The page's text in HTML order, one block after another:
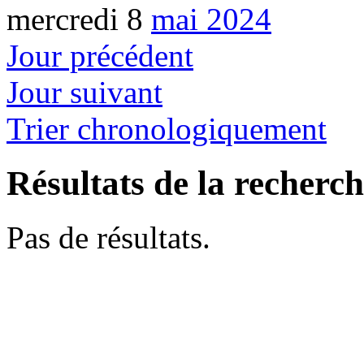
mercredi 8 mai 2024
Jour précédent
Jour suivant
Trier chronologiquement
Résultats de la
Pas de résultats.